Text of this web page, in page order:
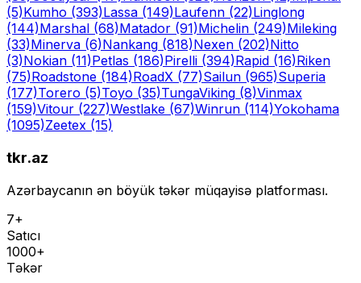
(5)Kumho (393)Lassa (149)Laufenn (22)Linglong
(144)Marshal (68)Matador (91)Michelin (249)Mileking
(33)Minerva (6)Nankang (818)Nexen (202)Nitto
(3)Nokian (11)Petlas (186)Pirelli (394)Rapid (16)Riken
(75)Roadstone (184)RoadX (77)Sailun (965)Superia
(177)Torero (5)Toyo (35)TungaViking (8)Vinmax
(159)Vitour (227)Westlake (67)Winrun (114)Yokohama
(1095)Zeetex (15)
tkr.az
Azərbaycanın ən böyük təkər müqayisə platforması.
7+
Satıcı
1000+
Təkər